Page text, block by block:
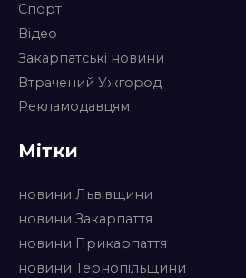
Спорт
Відео
Закарпатські новини
Втрачений Ужгород
Рекламодавцям
Мітки
новини Львівщини
новини Закарпаття
новини Прикарпаття
новини Тернопільщини